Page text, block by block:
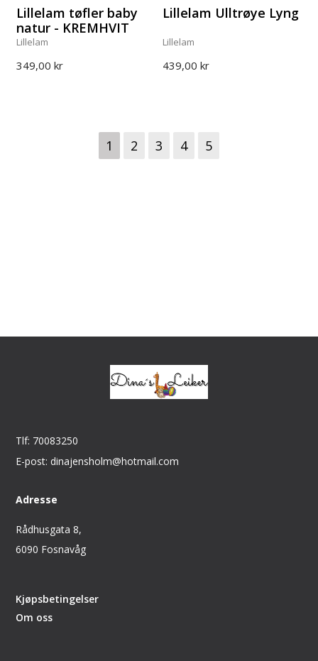
Lillelam tøfler baby
natur - KREMHVIT
Lillelam
349,00 kr
Lillelam Ulltrøye Lyng
Lillelam
439,00 kr
1 2 3 4 5
Tlf: 70083250
E-post: dinajensholm@hotmail.com
Adresse
Rådhusgata 8,
6090 Fosnavåg
Kjøpsbetingelser
Om oss